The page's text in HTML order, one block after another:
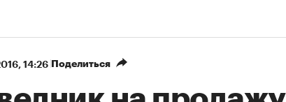
14:26 Поделиться